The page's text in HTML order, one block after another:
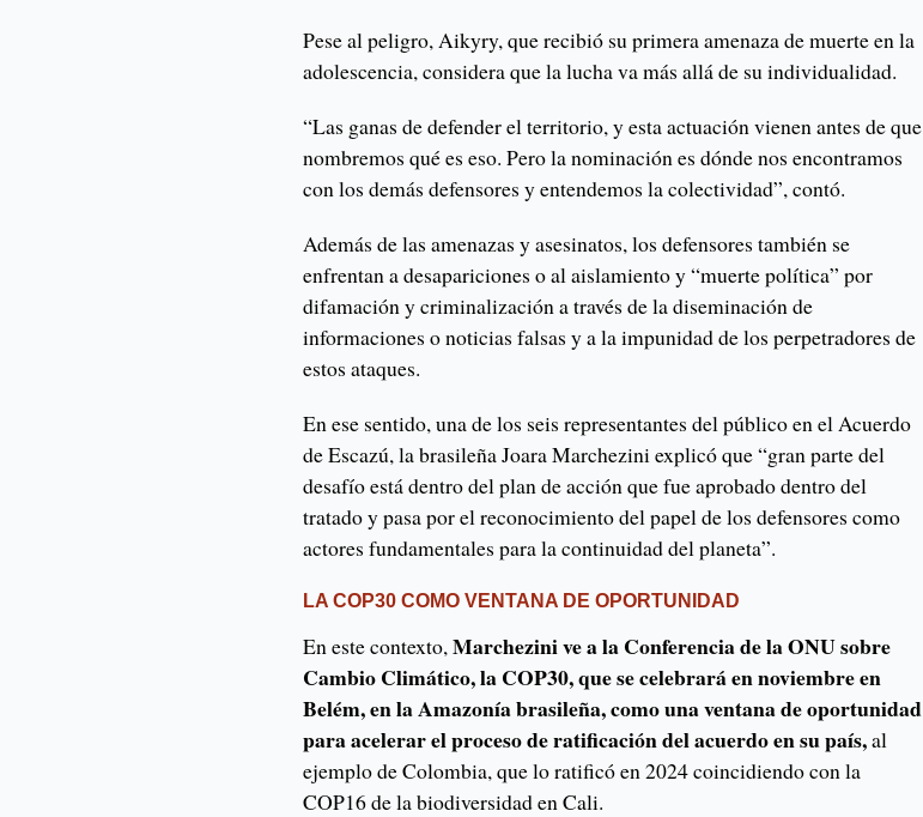
Pese al peligro, Aikyry, que recibió su primera amenaza de muerte en la
adolescencia, considera que la lucha va más allá de su individualidad.
“Las ganas de defender el territorio, y esta actuación vienen antes de que
nombremos qué es eso. Pero la nominación es dónde nos encontramos
con los demás defensores y entendemos la colectividad”, contó.
Además de las amenazas y asesinatos, los defensores también se
enfrentan a desapariciones o al aislamiento y “muerte política” por
difamación y criminalización a través de la diseminación de
informaciones o noticias falsas y a la impunidad de los perpetradores de
estos ataques.
En ese sentido, una de los seis representantes del público en el Acuerdo
de Escazú, la brasileña Joara Marchezini explicó que “gran parte del
desafío está dentro del plan de acción que fue aprobado dentro del
tratado y pasa por el reconocimiento del papel de los defensores como
actores fundamentales para la continuidad del planeta”.
LA COP30 COMO VENTANA DE OPORTUNIDAD
En este contexto,Marchezini ve a la Conferencia de la ONU sobre
Cambio Climático, la COP30, que se celebrará en noviembre en
Belém, en la Amazonía brasileña, como una ventana de oportunidad
para acelerar el proceso de ratificación del acuerdo en su país,al
ejemplo de Colombia, que lo ratificó en 2024 coincidiendo con la
COP16 de la biodiversidad en Cali.